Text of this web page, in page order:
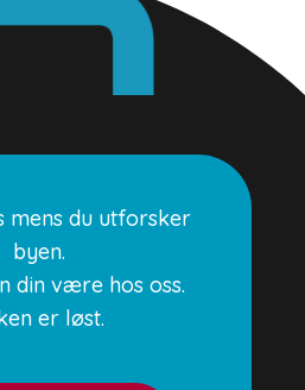
mens du utforsker
byen.
din være hos oss.
er løst.